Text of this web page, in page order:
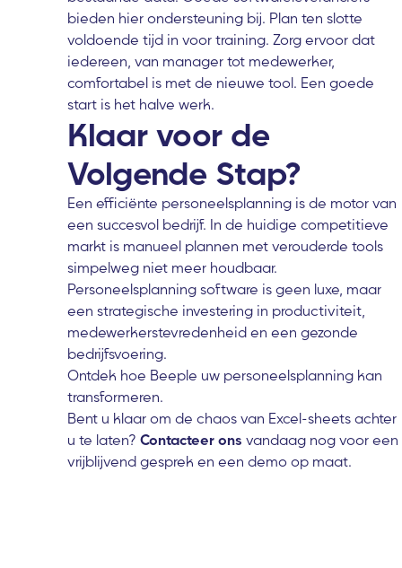
bieden hier ondersteuning bij. Plan ten slotte
voldoende tijd in voor training. Zorg ervoor dat
iedereen, van manager tot medewerker,
comfortabel is met de nieuwe tool. Een goede
start is het halve werk.
Klaar voor de
Volgende Stap?
Een efficiënte personeelsplanning is de motor van
een succesvol bedrijf. In de huidige competitieve
markt is manueel plannen met verouderde tools
simpelweg niet meer houdbaar.
Personeelsplanning software is geen luxe, maar
een strategische investering in productiviteit,
medewerkerstevredenheid en een gezonde
bedrijfsvoering.
Ontdek hoe Beeple uw personeelsplanning kan
transformeren.
Bent u klaar om de chaos van Excel-sheets achter
u te laten? Contacteer ons vandaag nog voor een
vrijblijvend gesprek en een demo op maat.